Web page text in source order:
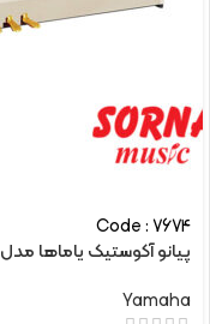
Code : 7674
پیانو آکوستیک یاماها مدل JU109 PWH
Yamaha